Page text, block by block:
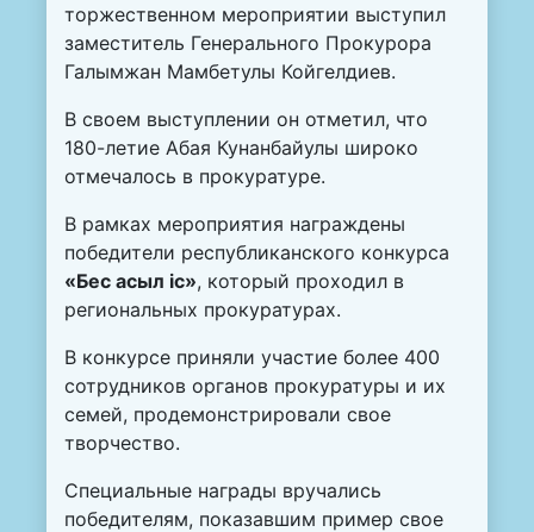
торжественном мероприятии выступил
заместитель Генерального Прокурора
Галымжан Мамбетулы Койгелдиев.
В своем выступлении он отметил, что
180-летие Абая Кунанбайулы широко
отмечалось в прокуратуре.
В рамках мероприятия награждены
победители республиканского конкурса
«Бес асыл іс», который проходил в
региональных прокуратурах.
В конкурсе приняли участие более 400
сотрудников органов прокуратуры и их
семей, продемонстрировали свое
творчество.
Специальные награды вручались
победителям, показавшим пример свое